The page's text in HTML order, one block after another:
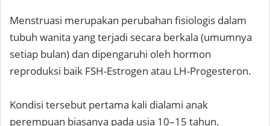
Menstruasi merupakan perubahan fisiologis dalam
tubuh wanita yang terjadi secara berkala (umumnya
setiap bulan) dan dipengaruhi oleh hormon
reproduksi baik FSH-Estrogen atau LH-Progesteron.
Kondisi tersebut pertama kali dialami anak
perempuan biasanya pada usia 10–15 tahun.